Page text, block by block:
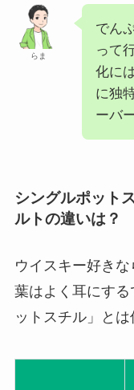
らま
でん
って
化に
に独
ーバ
シングルポット
ルトの違いは？
ウイスキー好き
葉はよく耳にす
ットスチル」とは